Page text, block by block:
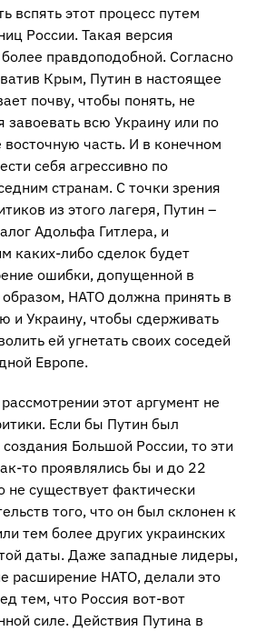
вспять этот процесс путем
России. Такая версия
правдоподобной. Согласно
Крым, Путин в настоящее
почву, чтобы понять, не
завоевать всю Украину или по
часть. И в конечном
себя агрессивно по
странам. С точки зрения
из этого лагеря, Путин –
Адольфа Гитлера, и
каких-либо сделок будет
ошибки, допущенной в
НАТО должна принять в
и Украину, чтобы сдерживать
ей угнетать своих соседей
Европе.
этот аргумент не
Если бы Путин был
Большой России, то эти
то проявлялись бы и до 22
существует фактически
того, что он был склонен к
тем более других украинских
даты. Даже западные лидеры,
расширение НАТО, делали это
тем, что Россия вот-вот
силе. Действия Путина в